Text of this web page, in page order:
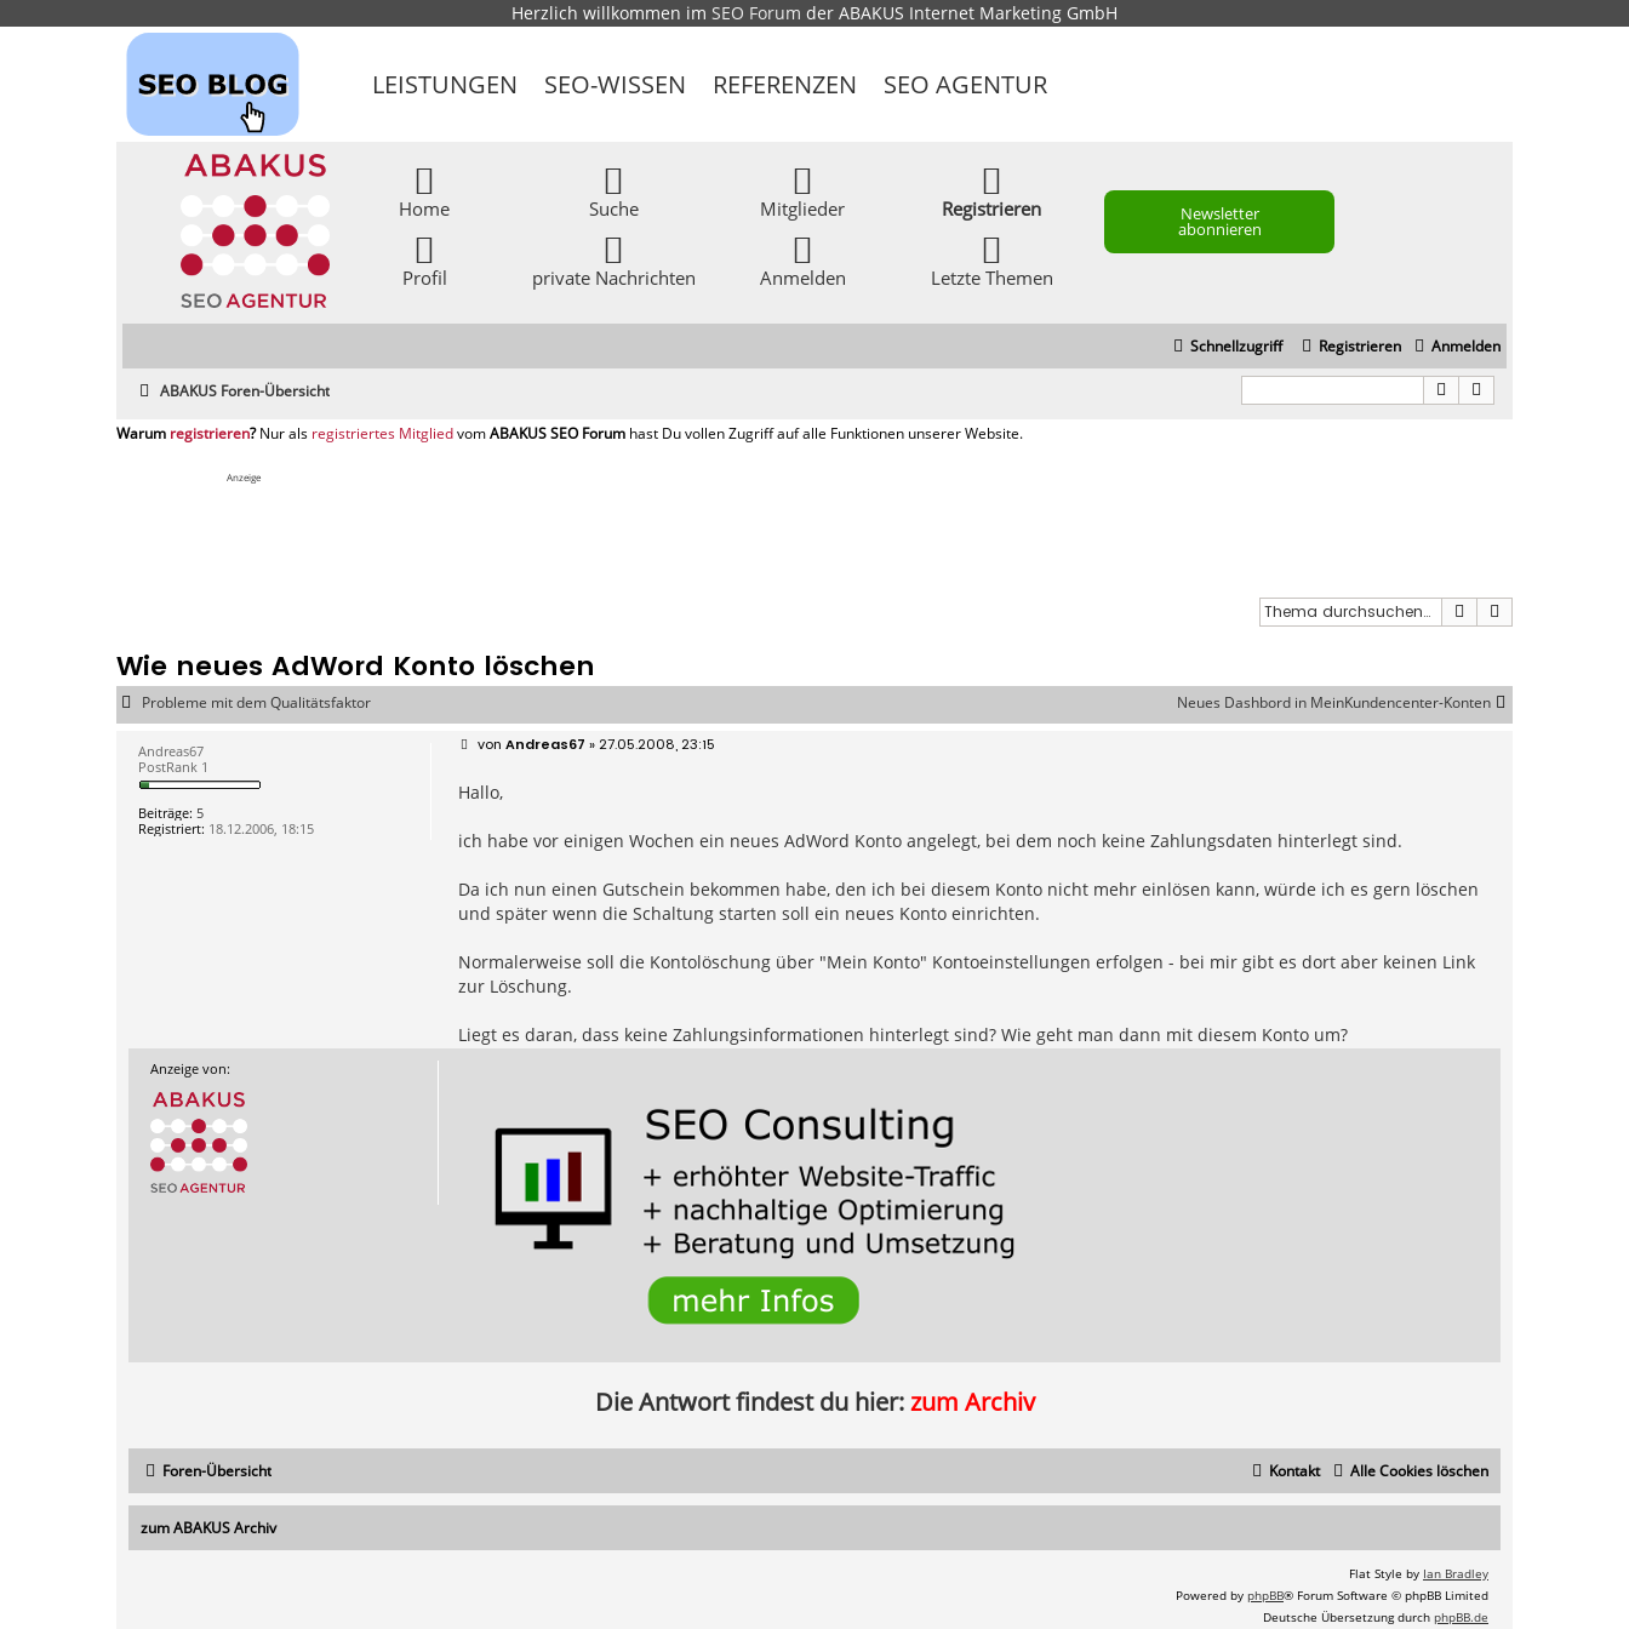
Herzlich willkommen im SEO Forum der ABAKUS Internet Marketing GmbH
LEISTUNGEN SEO-WISSEN REFERENZEN SEO AGENTUR
Home
Profil
Suche
private Nachrichten
Mitglieder
Anmelden
Registrieren
Letzte Themen
Newsletter
abonnieren
Schnellzugriff Anmelden
Registrieren
ABAKUS Foren-Übersicht
registrieren registriertes Mitglied
Anzeige
Suche
Wie neues AdWord Konto löschen
Probleme mit dem Qualitätsfaktor Neues Dashbord in MeinKundencenter-Konten
Andreas67
PostRank 1
Beiträge: 5
Registriert: 18.12.2006, 18:15
B
t
g
von Andreas67 » 27.05.2008, 23:15
Hallo,
ich habe vor einigen Wochen ein neues AdWord Konto angelegt, bei dem noch keine Zahlungsdaten hinterlegt sind.
Da ich nun einen Gutschein bekommen habe, den ich bei diesem Konto nicht mehr einlösen kann, würde ich es gern löschen
und später wenn die Schaltung starten soll ein neues Konto einrichten.
Normalerweise soll die Kontolöschung über "Mein Konto" Kontoeinstellungen erfolgen - bei mir gibt es dort aber keinen Link
zur Löschung.
Liegt es daran, dass keine Zahlungsinformationen hinterlegt sind? Wie geht man dann mit diesem Konto um?
Anzeige von:
Die Antwort findest du hier:zum Archiv
Foren-Übersicht Alle Cookies löschen
Kontakt
zum ABAKUS Archiv
Flat Style by Ian Bradley
Powered by phpBB® Forum Software © phpBB Limited
Deutsche Übersetzung durch phpBB.de